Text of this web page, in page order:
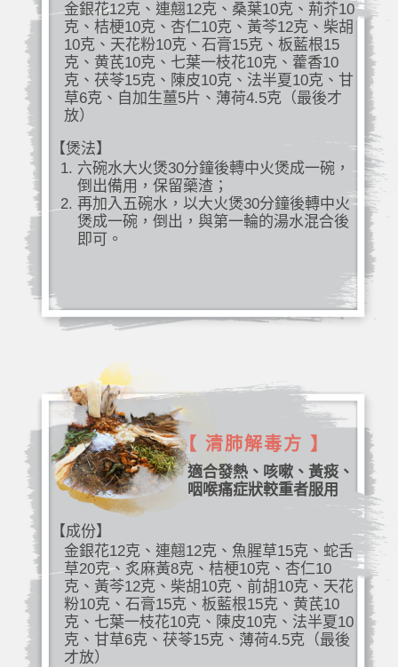
金銀花12克、連翹12克、桑葉10克、荊芥10
克、桔梗10克、杏仁10克、黃芩12克、柴胡
10克、天花粉10克、石膏15克、板藍根15
克、黄芪10克、七葉一枝花10克、藿香10
克、茯苓15克、陳皮10克、法半夏10克、甘
草6克、自加生薑5片、薄荷4.5克（最後才
放）
【煲法】
六碗水大火煲30分鐘後轉中火煲成一碗，
倒出備用，保留藥渣；
再加入五碗水，以大火煲30分鐘後轉中火
煲成一碗，倒出，與第一輪的湯水混合後
即可。
【 清肺解毒方 】
適合發熱、咳嗽、黃痰、
咽喉痛症狀較重者服用
【成份】
金銀花12克、連翹12克、魚腥草15克、蛇舌
草20克、炙麻黃8克、桔梗10克、杏仁10
克、黃芩12克、柴胡10克、前胡10克、天花
粉10克、石膏15克、板藍根15克、黄芪10
克、七葉一枝花10克、陳皮10克、法半夏10
克、甘草6克、茯苓15克、薄荷4.5克（最後
才放）